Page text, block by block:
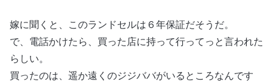
嫁に聞くと、このランドセルは６年保証だそうだ。
で、電話かけたら、買った店に持って行ってっと言われた
らしい。
買ったのは、遥か遠くのジジババがいるところなんです